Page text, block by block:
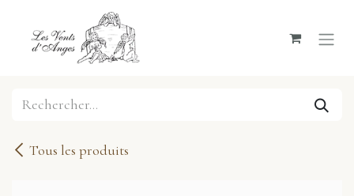
Se rendre au contenu
Tous les produits